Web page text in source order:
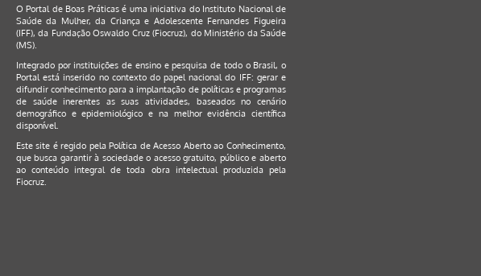
O Portal de Boas Práticas é uma iniciativa do Instituto Nacional de
Saúde da Mulher, da Criança e Adolescente Fernandes Figueira
(IFF), da Fundação Oswaldo Cruz (Fiocruz), do Ministério da Saúde
(MS).
Integrado por instituições de ensino e pesquisa de todo o Brasil, o
Portal está inserido no contexto do papel nacional do IFF: gerar e
difundir conhecimento para a implantação de políticas e programas
de saúde inerentes as suas atividades, baseados no cenário
demográfico e epidemiológico e na melhor evidência científica
disponível.
Este site é regido pelaPolítica de Acesso Aberto ao Conhecimento,
que busca garantir à sociedade o acesso gratuito, público e aberto
ao conteúdo integral de toda obra intelectual produzida pela
Fiocruz.